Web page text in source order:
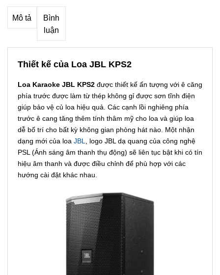
Mô tả
Bình
luận
Thiết kế của Loa JBL KPS2
Loa Karaoke JBL KPS2 được thiết kế ấn tượng với ê căng
phía trước được làm từ thép không gỉ được sơn tĩnh điện
giúp bảo vệ củ loa hiệu quả. Các cạnh lồi nghiêng phía
trước ê cang tăng thêm tính thâm mỹ cho loa và giúp loa
dễ bố trí cho bất kỳ không gian phòng hát nào. Một nhận
dạng mới của loa JBL
, logo JBL dạ quang của công nghệ
PSL (Ánh sáng âm thanh thụ động) sẽ liên tục bật khi có tín
hiệu âm thanh và được điều chỉnh để phù hợp với các
hướng cài đặt khác nhau.